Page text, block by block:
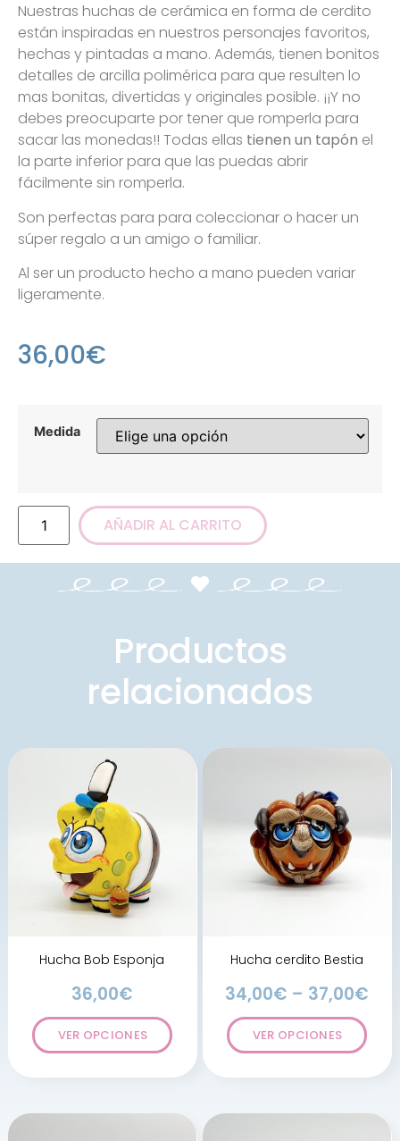
Nuestras huchas de cerámica en forma de cerdito
están inspiradas en nuestros personajes favoritos,
hechas y pintadas a mano. Además, tienen bonitos
detalles de arcilla polimérica para que resulten lo
mas bonitas, divertidas y originales posible. ¡¡Y no
debes preocuparte por tener que romperla para
sacar las monedas!! Todas ellas tienen un tapón el
la parte inferior para que las puedas abrir
fácilmente sin romperla.
Son perfectas para para coleccionar o hacer un
súper regalo a un amigo o familiar.
Al ser un producto hecho a mano pueden variar
ligeramente.
36,00€
Medida
AÑADIR AL CARRITO
Productos
relacionados
Hucha Bob Esponja
36,00€
VER OPCIONES
Hucha cerdito Bestia
34,00€ – 37,00€
VER OPCIONES